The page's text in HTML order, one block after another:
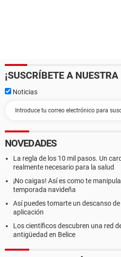
¡SUSCRÍBETE A
Noticias
NOVEDADES
La regla de los 10 mil pasos. Un
realmente necesario para la salud
¡No caigas! Así es como te
temporada navideña
Así puedes tomarte un descanso
aplicación
Los científicos descubren una red
antigüedad en Belice